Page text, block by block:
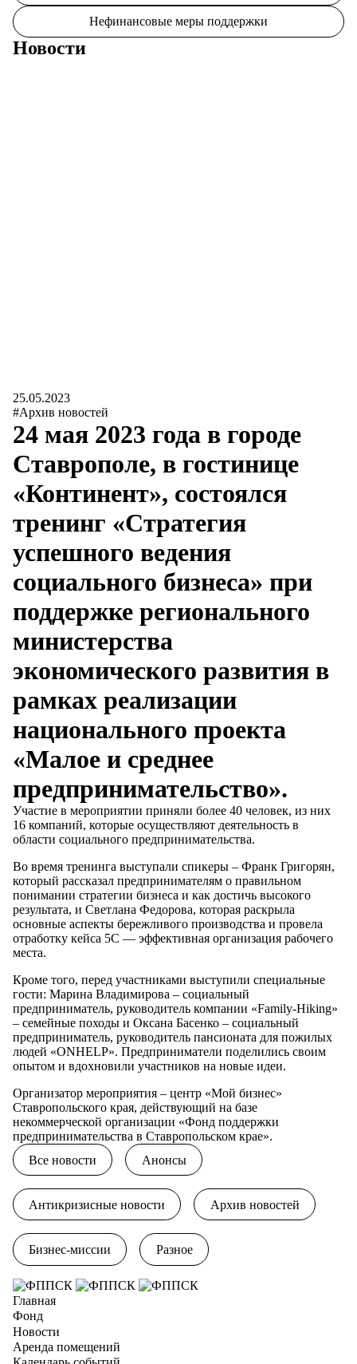
Нефинансовые меры поддержки
Новости
25.05.2023
#Архив новостей
24 мая 2023 года в городе
Ставрополе, в гостинице
«Континент», состоялся
тренинг «Стратегия
успешного ведения
социального бизнеса» при
поддержке регионального
министерства
экономического развития в
рамках реализации
национального проекта
«Малое и среднее
предпринимательство».
Участие в мероприятии приняли более 40 человек, из них
16 компаний, которые осуществляют деятельность в
области социального предпринимательства.
Во время тренинга выступали спикеры – Франк Григорян,
который рассказал предпринимателям о правильном
понимании стратегии бизнеса и как достичь высокого
результата, и Светлана Федорова, которая раскрыла
основные аспекты бережливого производства и провела
отработку кейса 5С — эффективная организация рабочего
места.
Кроме того, перед участниками выступили специальные
гости: Марина Владимирова – социальный
предприниматель, руководитель компании «Family-Hiking»
– семейные походы и Оксана Басенко – социальный
предприниматель, руководитель пансионата для пожилых
людей «ONHELP». Предприниматели поделились своим
опытом и вдохновили участников на новые идеи.
Организатор мероприятия – центр «Мой бизнес»
Ставропольского края, действующий на базе
некоммерческой организации «Фонд поддержки
предпринимательства в Ставропольском крае».
Все новости
Анонсы
Антикризисные новости Архив новостей
Бизнес-миссии Разное
Главная
Фонд
Новости
Аренда помещений